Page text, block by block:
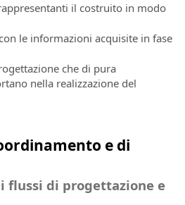
il costruito in modo
le informazioni acquisite in fase
che di pura
nella realizzazione del
e di
flussi di progettazione e